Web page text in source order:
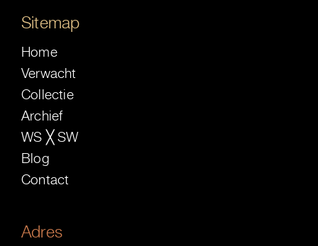
Sitemap
Home
Verwacht
Collectie
Archief
WS ╳ SW
Blog
Contact
Adres